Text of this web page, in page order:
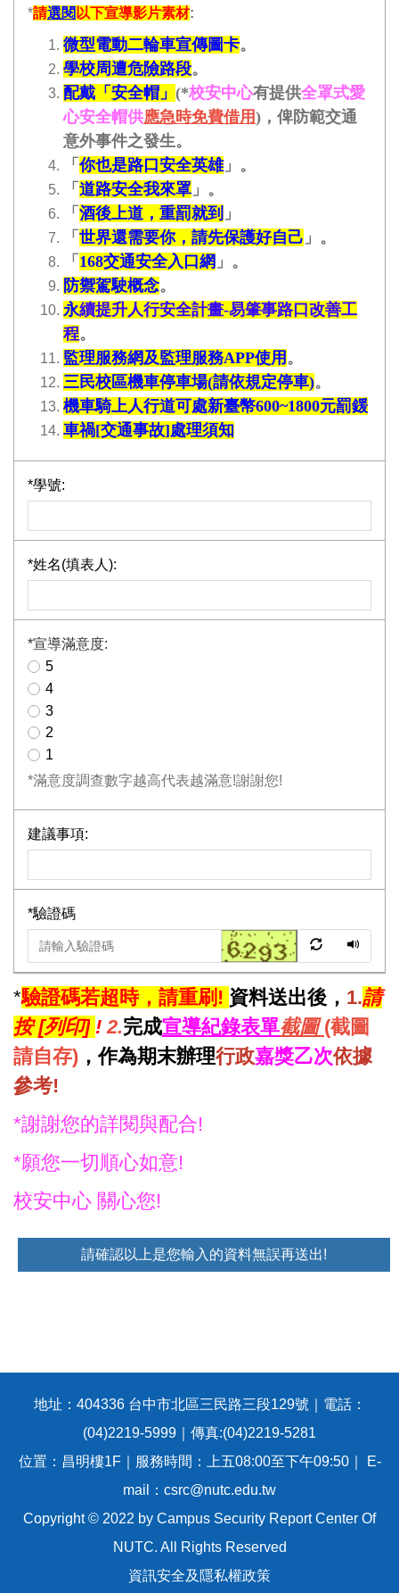
*請選閱 以下宣導影片素材:
微型電動二輪車宣傳圖卡。
學校周遭危險路段。
配戴「安全帽」 (*校安中心有提供全罩式愛
心安全帽供應急時免費借用)，俾防範交通
意外事件之發生。
「你也是路口安全英雄」。
「 道路安全我來罩 」。
「 酒後上道，重罰就到 」
「 世界還需要你，請先保護好自己 」。
「 168交通安全入口網 」。
防禦駕駛概念。
永續提升人行安全計畫-易肇事路口改善工
程。
監理服務網及監理服務APP使用 。
三民校區機車停車場(請依規定停車)。
機車騎上人行道可處新臺幣600~1800元罰鍰
車禍[交通事故]處理須知
*學號:
*姓名(填表人):
*宣導滿意度:
5
4
3
2
1
*滿意度調查數字越高代表越滿意!謝謝您!
建議事項:
*驗證碼
*驗證碼若超時，請重刷! 資料送出後， 1.請
按 [列印] ! 2.完成宣導紀錄表單截圖(截圖
請自存) ，作為期末辦理行政嘉獎乙次依據
參考!
*謝謝您的詳閱與配合!
*願您一切順心如意!
校安中心 關心您!
請確認以上是您輸入的資料無誤再送出!
地址：404336 台中市北區三民路三段129號｜電話：
(04)2219-5999｜傳真:(04)2219-5281
位置：昌明樓1F｜服務時間：上五08:00至下午09:50｜ E-
mail：csrc@nutc.edu.tw
Copyright © 2022 by Campus Security Report Center Of
NUTC. All Rights Reserved
資訊安全及隱私權政策